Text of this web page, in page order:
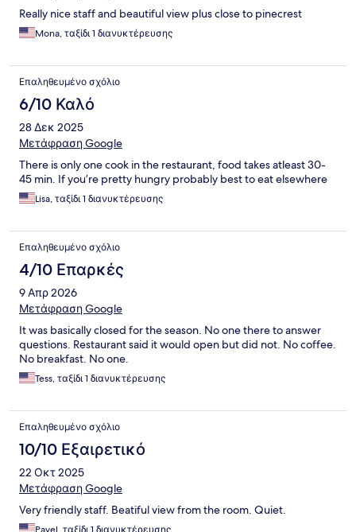
Really nice staff and beautiful view plus close to pinecrest
Mona, ταξίδι 1 διανυκτέρευσης
Επαληθευμένο σχόλιο
6/10 Καλό
28 Δεκ 2025
Μετάφραση Google
There is only one cook in the restaurant, food takes atleast 30-
45 min. If you’re pretty hungry probably best to eat elsewhere
Lisa, ταξίδι 1 διανυκτέρευσης
Επαληθευμένο σχόλιο
4/10 Επαρκές
9 Απρ 2026
Μετάφραση Google
It was basically closed for the season. No one there to answer
questions. Restaurant said it would open but did not. No coffee.
No breakfast. No one.
Tess, ταξίδι 1 διανυκτέρευσης
Επαληθευμένο σχόλιο
10/10 Εξαιρετικό
22 Οκτ 2025
Μετάφραση Google
Very friendly staff. Beatiful view from the room. Quiet.